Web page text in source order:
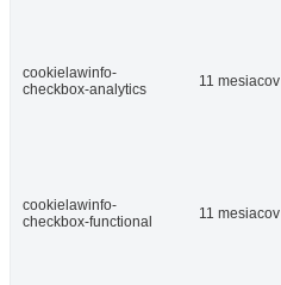
cookielawinfo-
checkbox-analytics
11 mesiacov
cookielawinfo-
checkbox-functional
11 mesiacov